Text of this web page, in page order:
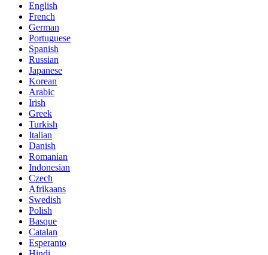
English
French
German
Portuguese
Spanish
Russian
Japanese
Korean
Arabic
Irish
Greek
Turkish
Italian
Danish
Romanian
Indonesian
Czech
Afrikaans
Swedish
Polish
Basque
Catalan
Esperanto